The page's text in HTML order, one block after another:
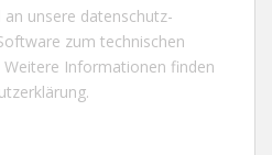
an unsere datenschutz-
zum technischen
Weitere Informationen finden